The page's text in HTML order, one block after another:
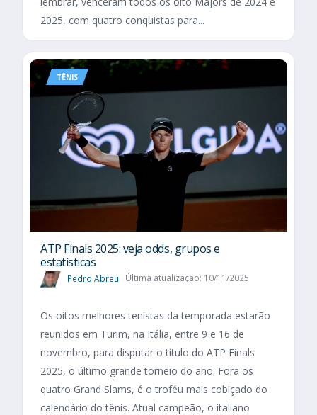
2025, com quatro conquistas para...
TÊNIS
ATP Finals 2025: veja odds, grupos e
estatísticas
Pedro Abreu Última atualização: 10/11/2025
Os oitos melhores tenistas da temporada estarão
reunidos em Turim, na Itália, entre 9 e 16 de
novembro, para disputar o título do ATP Finals
2025, o último grande torneio do ano. Fora os
quatro Grand Slams, é o troféu mais cobiçado do
calendário do tênis. Atual campeão, o italiano